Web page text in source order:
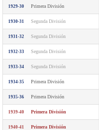
1929-30 Primera División
1930-31 Segunda División
1931-32 Segunda División
1932-33 Segunda División
1933-34 Segunda División
1934-35 Primera División
1935-36 Primera División
1939-40 Primera División
1940-41 Primera División